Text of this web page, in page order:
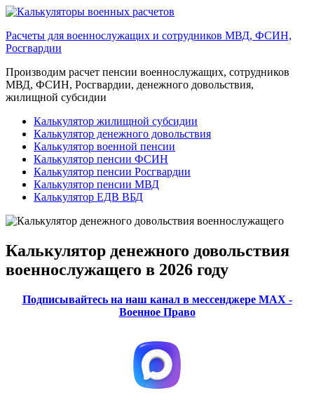
Перейти
содержимому
Расчеты для военнослужащих и сотрудников МВД, ФСИН,
Росгвардии
Производим расчет пенсии военнослужащих, сотрудников
МВД, ФСИН, Росгвардии, денежного довольствия,
жилищной субсидии
Калькулятор жилищной субсидии
Калькулятор денежного довольствия
Калькулятор военной пенсии
Калькулятор пенсии ФСИН
Калькулятор пенсии Росгвардии
Калькулятор пенсии МВД
Калькулятор ЕДВ ВБД
Калькулятор денежного довольствия
военнослужащего в 2026 году
Подписывайтесь на наш канал в мессенджере МАХ -
Военное Право